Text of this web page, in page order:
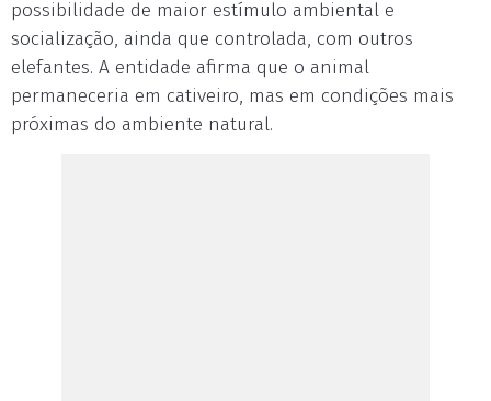
possibilidade de maior estímulo ambiental e
socialização, ainda que controlada, com outros
elefantes. A entidade afirma que o animal
permaneceria em cativeiro, mas em condições mais
próximas do ambiente natural.